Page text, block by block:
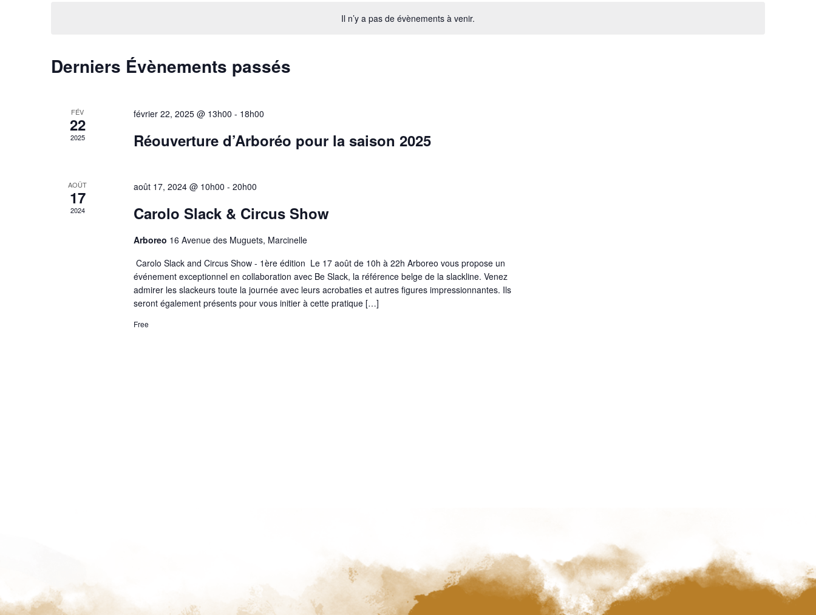
Il n’y a pas de évènements à venir.
Derniers Évènements passés
FÉV
22
2025
février 22, 2025 @ 13h00 - 18h00
Réouverture d’Arboréo pour la saison 2025
AOÛT
17
2024
août 17, 2024 @ 10h00 - 20h00
Carolo Slack & Circus Show
Arboreo 16 Avenue des Muguets, Marcinelle
Carolo Slack and Circus Show - 1ère édition Le 17 août de 10h à 22h Arboreo vous propose un
événement exceptionnel en collaboration avec Be Slack, la référence belge de la slackline. Venez
admirer les slackeurs toute la journée avec leurs acrobaties et autres figures impressionnantes. Ils
seront également présents pour vous initier à cette pratique […]
Free